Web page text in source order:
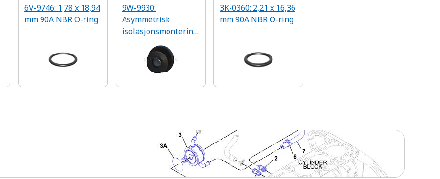
6V-9746: 1,78 x 18,94
mm 90A NBR O-ring
9W-9930:
Asymmetrisk
isolasjonsmontering
3K-0360: 2,21 x 16,36
mm 90A NBR O-ring